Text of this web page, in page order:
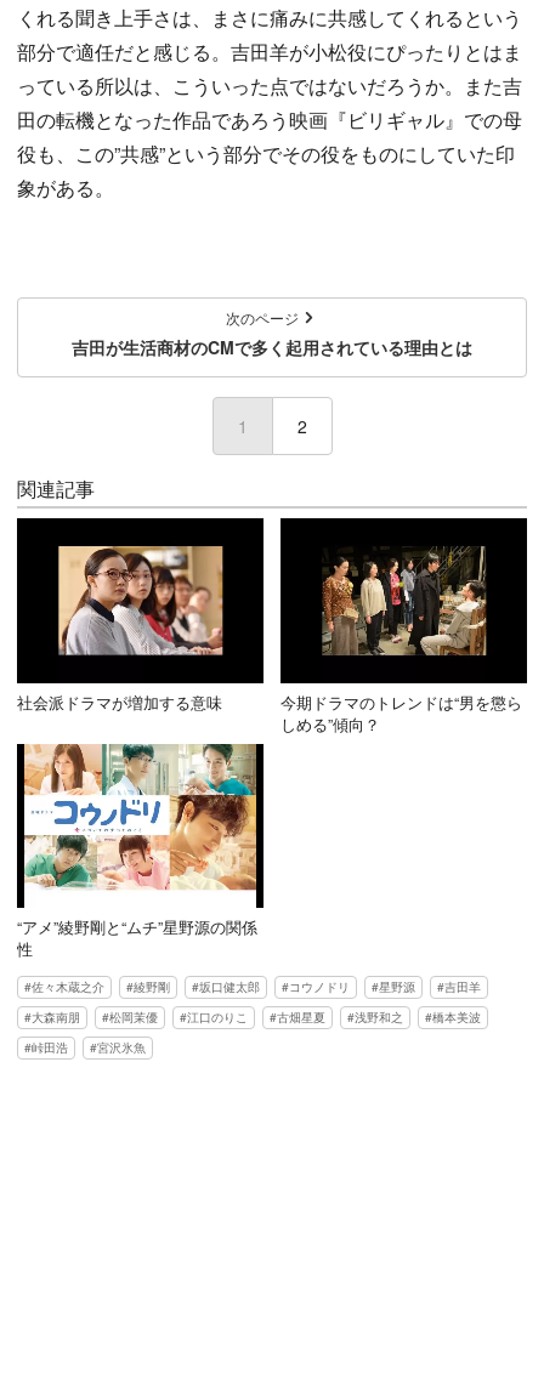
くれる聞き上手さは、まさに痛みに共感してくれるという
部分で適任だと感じる。吉田羊が小松役にぴったりとはま
っている所以は、こういった点ではないだろうか。また吉
田の転機となった作品であろう映画『ビリギャル』での母
役も、この”共感”という部分でその役をものにしていた印
象がある。
次のページ
吉田が生活商材のCMで多く起用されている理由とは
1 (current)
2
関連記事
社会派ドラマが増加する意味
今期ドラマのトレンドは“男を懲ら
しめる”傾向？
“アメ”綾野剛と“ムチ”星野源の関係
性
佐々木蔵之介 綾野剛 坂口健太郎 コウノドリ 星野源
吉田羊
大森南朋
松岡茉優 江口のりこ 古畑星夏 浅野和之
橋本美波
峠田浩
宮沢氷魚